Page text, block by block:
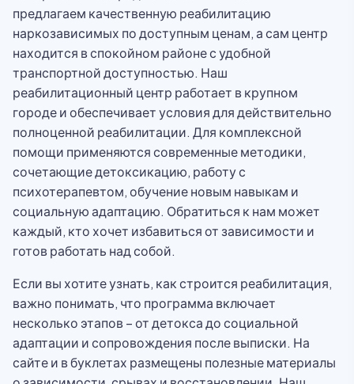
предлагаем качественную реабилитацию
наркозависимых по доступным ценам, а сам центр
находится в спокойном районе с удобной
транспортной доступностью. Наш
реабилитационный центр работает в крупном
городе и обеспечивает условия для действительно
полноценной реабилитации. Для комплексной
помощи применяются современные методики,
сочетающие детоксикацию, работу с
психотерапевтом, обучение новым навыкам и
социальную адаптацию. Обратиться к нам может
каждый, кто хочет избавиться от зависимости и
готов работать над собой.
Если вы хотите узнать, как строится реабилитация,
важно понимать, что программа включает
несколько этапов – от детокса до социальной
адаптации и сопровождения после выписки. На
сайте и в буклетах размещены полезные материалы